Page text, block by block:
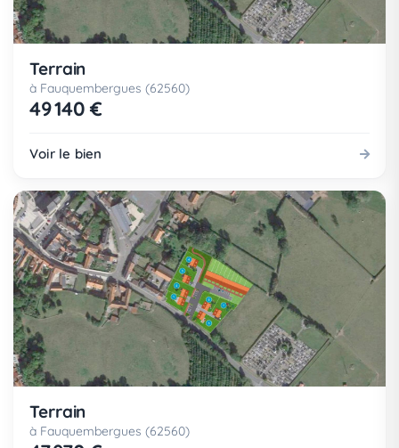
Terrain
à Fauquembergues (62560)
49 140 €
Voir le bien
Terrain
à Fauquembergues (62560)